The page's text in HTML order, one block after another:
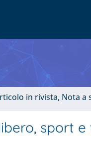
in rivista, Nota a
sport